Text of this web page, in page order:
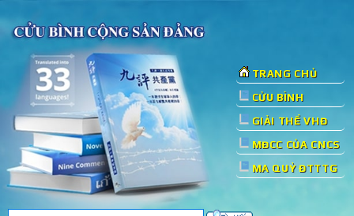
TRANG CHỦ
CỬU BÌNH
GIẢI THỂ VHĐ
MĐCC CỦA CNCS
MA QUỶ ĐTTTG